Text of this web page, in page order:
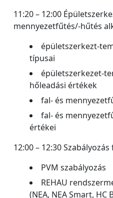
11:20 – 12:00
mennyezetfűtés/-hűtés
épületszerkezt-
típusai
épületszerkezet-
hőleadási értékek
fal- és
fal- és
értékei
12:00 – 12:30
PVM szabályozás
REHAU
(NEA, NEA Smart, HC